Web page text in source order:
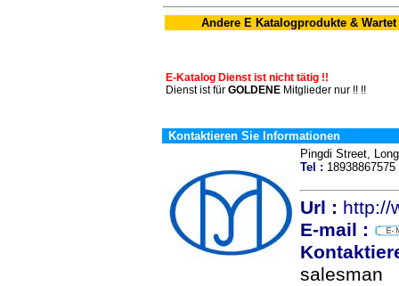
Andere E Katalogprodukte & Wartet
E-Katalog Dienst ist nicht tätig !!
Dienst ist für GOLDENE Mitglieder nur !! !!
Kontaktieren Sie Informationen
Pingdi Street,
Tel :
Url : http://
E-mail :
salesman